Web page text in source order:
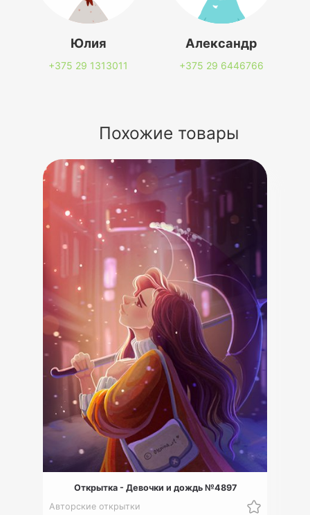
Юлия
+375 29 1313011
Александр
+375 29 6446766
Похожие товары
Открытка - Девочки и дождь №4897
Авторские открытки